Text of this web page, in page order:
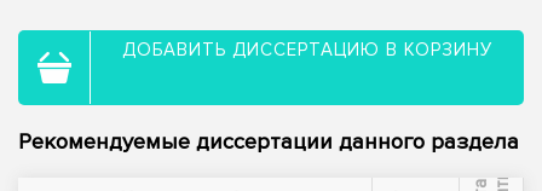
ДОБАВИТЬ ДИССЕРТАЦИЮ В КОРЗИНУ
Рекомендуемые диссертации данного раздела